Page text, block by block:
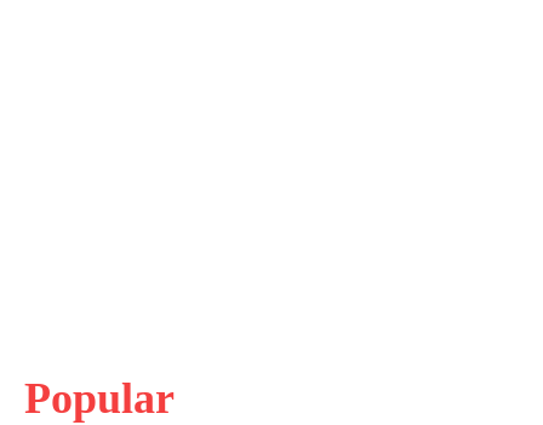
Popular